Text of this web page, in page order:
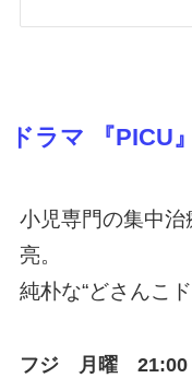
ドラマ 『PICU
小児専門の集中
亮。
純朴な“どさんこ
フジ 月曜 21:00